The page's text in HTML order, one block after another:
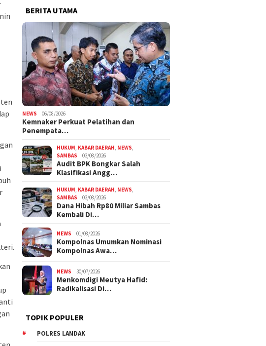
BERITA UTAMA
NEWS 06/08/2026
Kemnaker Perkuat Pelatihan dan
Penempata…
HUKUM KABAR DAERAH NEWS
SAMBAS
03/08/2026
Audit BPK Bongkar Salah
Klasifikasi Angg…
HUKUM KABAR DAERAH NEWS
SAMBAS
03/08/2026
Dana Hibah Rp80 Miliar Sambas
Kembali Di…
NEWS 01/08/2026
Kompolnas Umumkan Nominasi
Kompolnas Awa…
NEWS 30/07/2026
Menkomdigi Meutya Hafid:
Radikalisasi Di…
TOPIK POPULER
POLRES LANDAK